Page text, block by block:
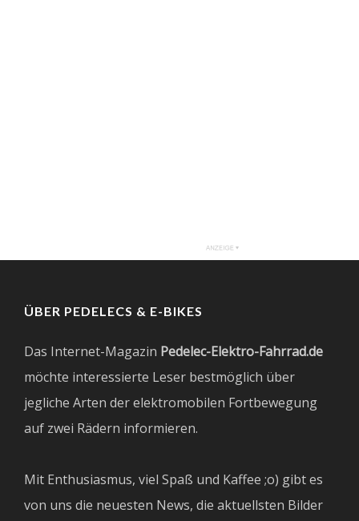
ÜBER PEDELECS & E-BIKES
Das Internet-Magazin Pedelec-Elektro-Fahrrad.de
möchte interessierte Leser bestmöglich über
jegliche Arten der elektromobilen Fortbewegung
auf zwei Rädern informieren.
Mit Enthusiasmus, viel Spaß und Kaffee ;o) gibt es
von uns die neuesten News, die aktuellsten Bilder